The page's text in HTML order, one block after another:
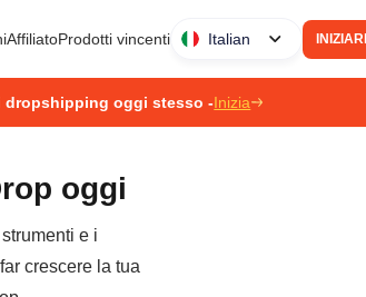
AffiliatoProdotti vincenti Italian
dropshipping oggi stesso -Inizia
oggi
e i
crescere la tua